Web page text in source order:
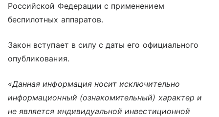
Российской Федерации с применением
беспилотных аппаратов.
Закон вступает в силу с даты его официального
опубликования.
«Данная информация носит исключительно
информационный (ознакомительный) характер и
не является индивидуальной инвестиционной